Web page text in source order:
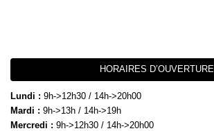
HORAIRES D’OUVERTURE
Lundi : 9h->12h30 / 14h->20h00
Mardi : 9h->13h / 14h->19h
Mercredi : 9h->12h30 / 14h->20h00